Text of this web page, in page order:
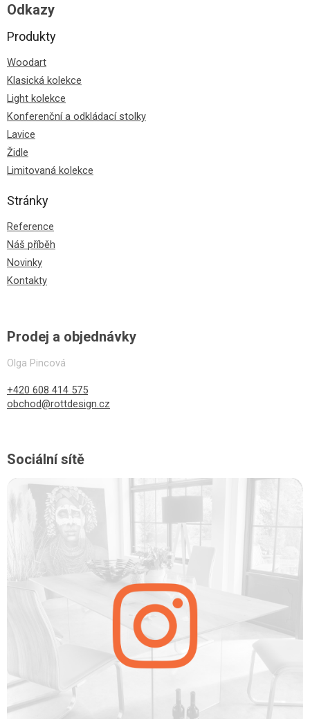
Odkazy
Produkty
Woodart
Klasická kolekce
Light kolekce
Konferenční a odkládací stolky
Lavice
Židle
Limitovaná kolekce
Stránky
Reference
Náš příběh
Novinky
Kontakty
Prodej a objednávky
Olga Pincová
+420 608 414 575
obchod@rottdesign.cz
Sociální sítě